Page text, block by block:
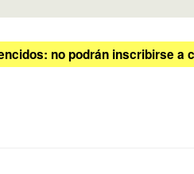
no podrán inscribirse a